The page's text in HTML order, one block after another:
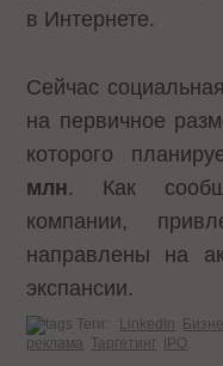
в Интернете.
Сейчас
на первичное
которого
млн. Как
компании,
направлены на
экспансии.
Теги: LinkedIn
реклама Таргетинг IPO